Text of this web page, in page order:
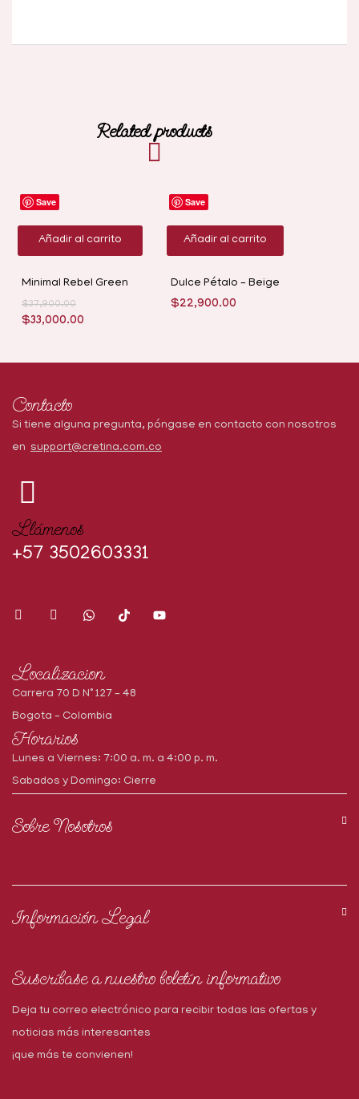
Related products
Save
Añadir al carrito
-13%
Minimal Rebel Green
$37,900.00
$33,000.00
Save
Añadir al carrito
Dulce Pétalo – Beige
$22,900.00
Contacto
Si tiene alguna pregunta, póngase en contacto con nosotros
en support@cretina.com.co
Llámenos
+57 3502603331
Localizacion
Carrera 70 D N° 127 – 48
Bogota – Colombia
Horarios
Lunes a Viernes: 7:00 a. m. a 4:00 p. m.
Sabados y Domingo: Cierre
Sobre Nosotros
Información Legal
Suscríbase a nuestro boletín informativo
Deja tu correo electrónico para recibir todas las ofertas y
noticias más interesantes
¡que más te convienen!